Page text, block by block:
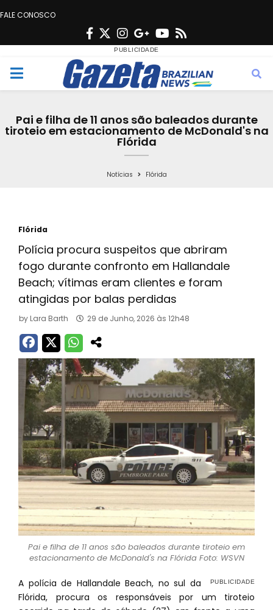
FALE CONOSCO
F
c
e
o
T
w
i
t
e
n
s
t
g
r
a
m
G
o
o
g
e
Y
u
t
b
s
M
n
Pai e filha de 11 anos são baleados durante
tiroteio em estacionamento de McDonald's na
Flórida
Notícias Flórida
Flórida
Polícia procura suspeitos que abriram
fogo durante confronto em Hallandale
Beach; vítimas eram clientes e foram
atingidas por balas perdidas
by Lara Barth 29 de Junho, 2026 às 12h48
Pai e filha de 11 anos são baleados durante tiroteio em
estacionamento de McDonald's na Flórida Foto: WSVN
A polícia de Hallandale Beach, no sul da
Flórida, procura os responsáveis por um tiroteio